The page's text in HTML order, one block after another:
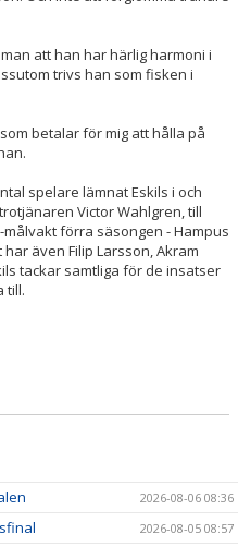
att han har härlig harmoni i
trivs han som fisken i
betalar för mig att hålla på
spelare lämnat Eskils i och
Victor Wahlgren, till
förra säsongen - Hampus
även Filip Larsson, Akram
tackar samtliga för de insatser
till.
2026-08-06 08:36
2026-08-05 08:57